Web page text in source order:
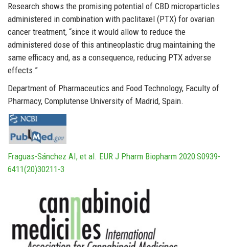
Research shows the promising potential of CBD microparticles
administered in combination with paclitaxel (PTX) for ovarian
cancer treatment, “since it would allow to reduce the
administered dose of this antineoplastic drug maintaining the
same efficacy and, as a consequence, reducing PTX adverse
effects.”
Department of Pharmaceutics and Food Technology, Faculty of
Pharmacy, Complutense University of Madrid, Spain.
Fraguas-Sánchez AI, et al. EUR J Pharm Biopharm 2020:S0939-
6411(20)30211-3